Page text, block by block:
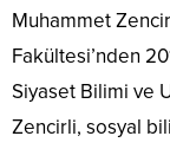
Muhammet
Fakültesi’nden
Siyaset Bilimi ve
Zencirli, sosyal